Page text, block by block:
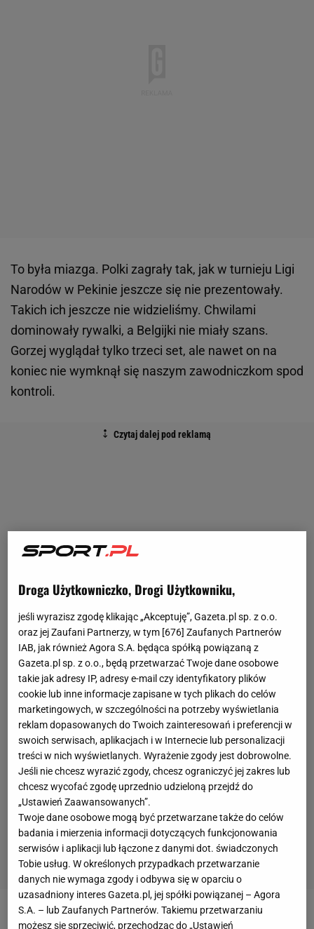
To była miazga. Polki zagrały tak, jak w turnieju Ligi
Narodów w Pekinie jeszcze się nie prezentowały.
Takich ich jeszcze nie widzieliśmy. Chwilami
dominowały rywalki, a Belgijki nie miały szans.
Gorzej wyglądał tylko trzeci set, ale nawet on na
koniec nie wymknął się naszym zawodniczkom spod
kontroli.
Zobacz wideoTak kibice reprezentacji Polski
Droga Użytkowniczko, Drogi Użytkowniku,
jeśli wyrazisz zgodę klikając „Akceptuję”, Gazeta.pl sp. z o.o.
oraz jej Zaufani Partnerzy, w tym [676] Zaufanych Partnerów
IAB, jak również Agora S.A. będąca spółką powiązaną z
Gazeta.pl sp. z o.o., będą przetwarzać Twoje dane osobowe
takie jak adresy IP, adresy e-mail czy identyfikatory plików
cookie lub inne informacje zapisane w tych plikach do celów
marketingowych, w szczególności na potrzeby wyświetlania
reklam dopasowanych do Twoich zainteresowań i preferencji w
swoich serwisach, aplikacjach i w Internecie lub personalizacji
treści w nich wyświetlanych. Wyrażenie zgody jest dobrowolne.
Jeśli nie chcesz wyrazić zgody, chcesz ograniczyć jej zakres lub
chcesz wycofać zgodę uprzednio udzieloną przejdź do
„Ustawień Zaawansowanych”.
Twoje dane osobowe mogą być przetwarzane także do celów
badania i mierzenia informacji dotyczących funkcjonowania
serwisów i aplikacji lub łączone z danymi dot. świadczonych
Tobie usług. W określonych przypadkach przetwarzanie
danych nie wymaga zgody i odbywa się w oparciu o
uzasadniony interes Gazeta.pl, jej spółki powiązanej – Agora
S.A. – lub Zaufanych Partnerów. Takiemu przetwarzaniu
możesz się sprzeciwić, przechodząc do „Ustawień